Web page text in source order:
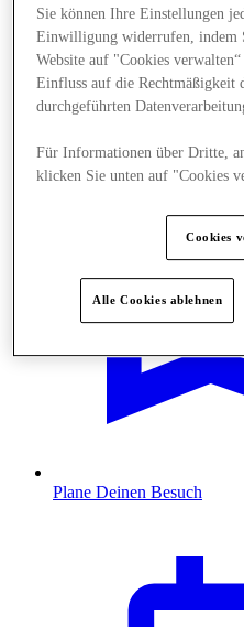
Angebote
Plane Deinen Besuch
Sie können Ihre Einstellungen
Einwilligung widerrufen, indem
Website auf "Cookies
Einfluss auf die Rechtmäßigkeit
durchgeführten
Für Informationen über Dritte,
klicken Sie unten auf "Cookies
Cookies
Alle Cookies ablehnen